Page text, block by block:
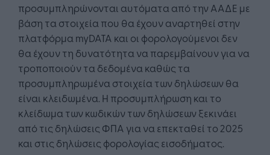
προσυμπληρώνονται αυτόματα από την ΑΑΔΕ με
βάση τα στοιχεία που θα έχουν αναρτηθεί στην
πλατφόρμα myDATA και οι φορολογούμενοι δεν
θα έχουν τη δυνατότητα να παρεμβαίνουν για να
τροποποιούν τα δεδομένα καθώς τα
προσυμπληρωμένα στοιχεία των δηλώσεων θα
είναι κλειδωμένα. Η προσυμπλήρωση και το
κλείδωμα των κωδικών των δηλώσεων ξεκινάει
από τις δηλώσεις ΦΠΑ για να επεκταθεί το 2025
και στις δηλώσεις φορολογίας εισοδήματος.